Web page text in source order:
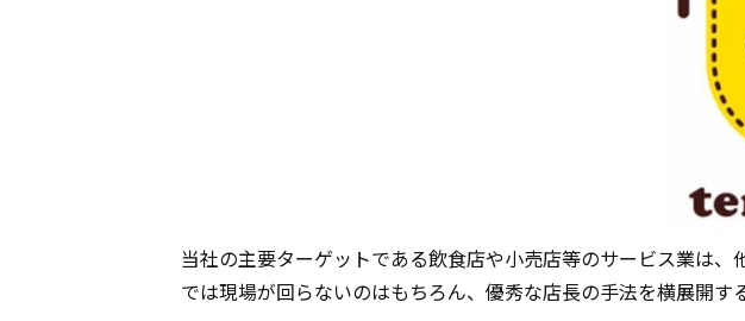
当社の主要ターゲットである飲食店や小売店等のサービス業は
では現場が回らないのはもちろん、優秀な店長の手法を横展開す